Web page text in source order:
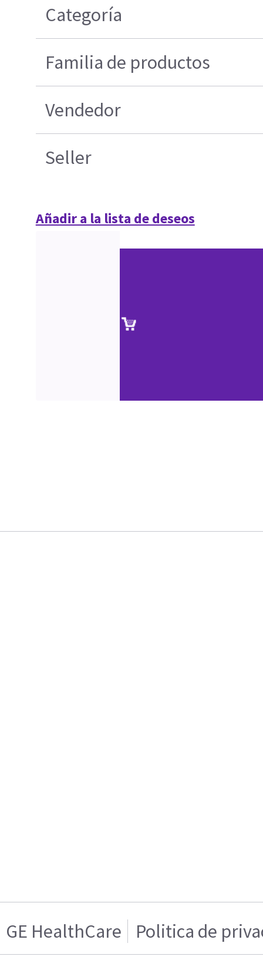
Categoría
Familia de productos
Vendedor
Seller
Añadir a la lista de deseos
GE HealthCare Politica de